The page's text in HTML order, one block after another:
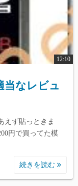
12:10
当なレビュ
えず貼っときま
円で買ってた模
続きを読む